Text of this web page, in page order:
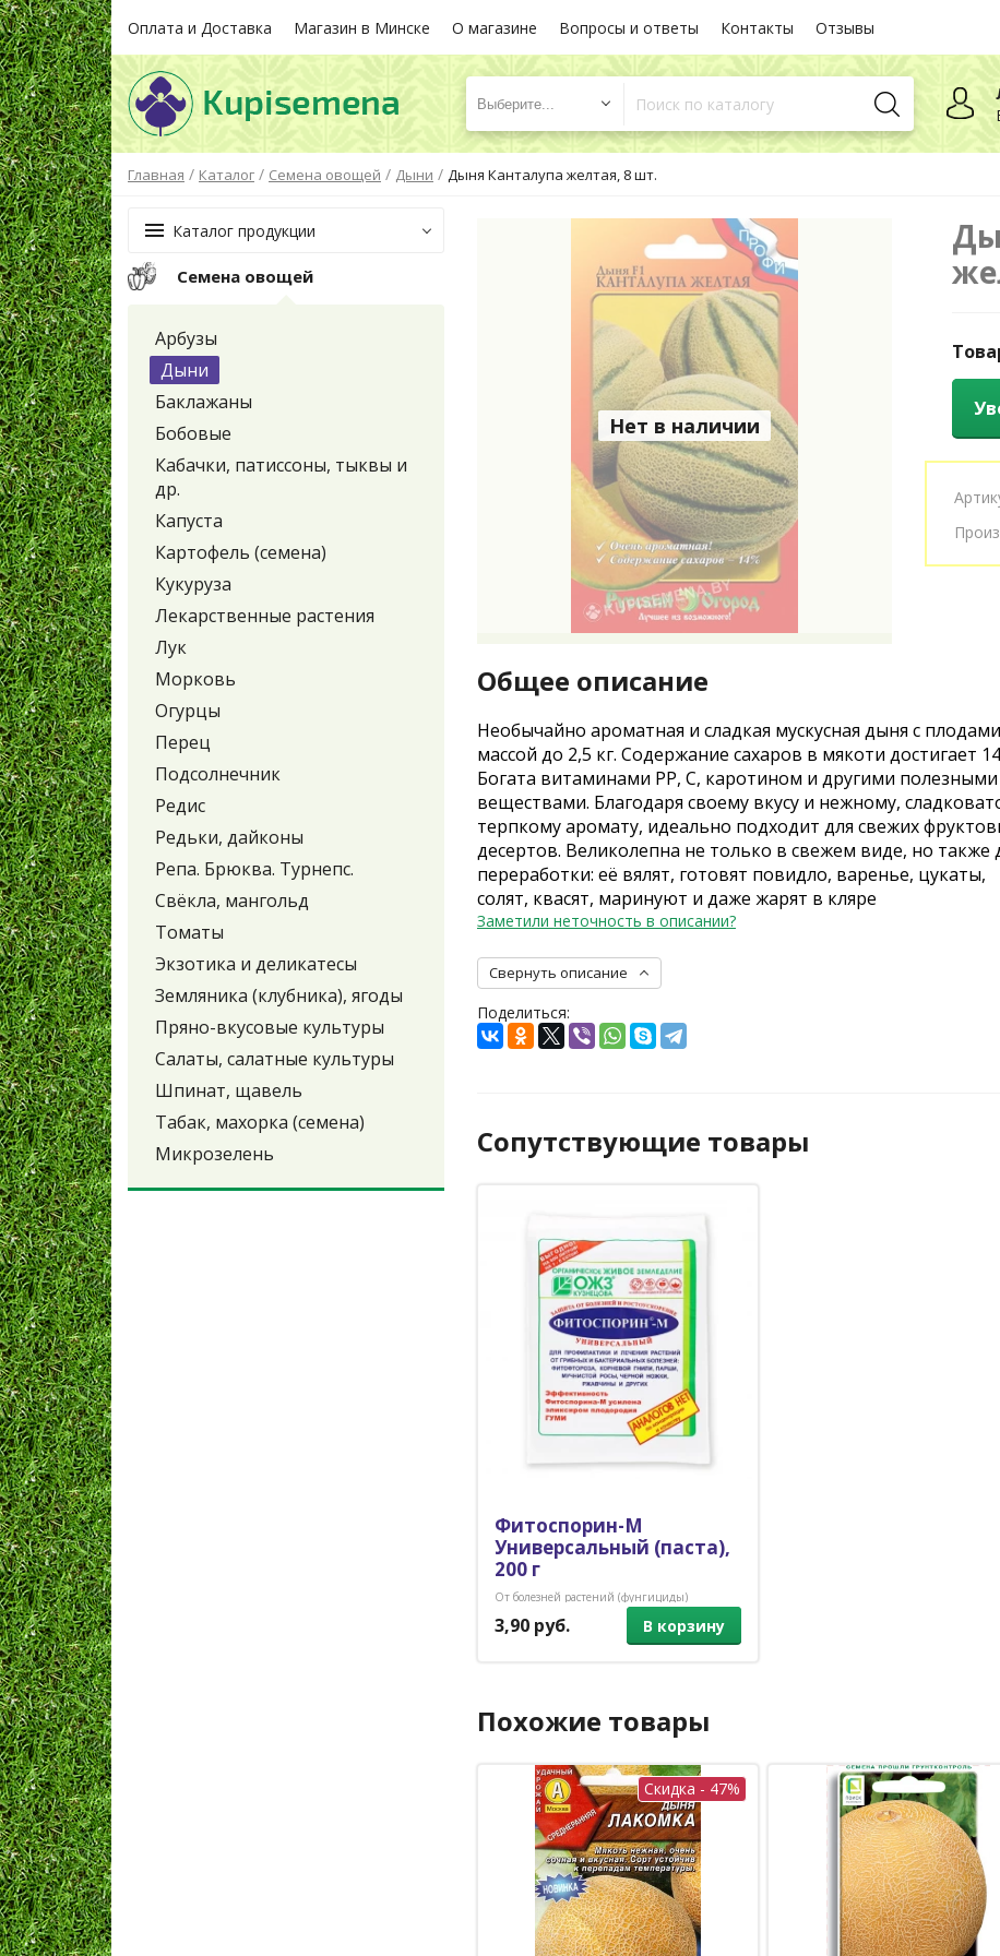
Оплата и Доставка Магазин в Минске О магазине Вопросы и ответы Контакты Отзывы
Выберите...
Главная / Каталог / Семена овощей / Дыни / Дыня Канталупа желтая, 8 шт.
Каталог продукции
Семена овощей
Арбузы
Дыни
Баклажаны
Бобовые
Кабачки, патиссоны, тыквы и
др.
Капуста
Картофель (семена)
Кукуруза
Лекарственные растения
Лук
Морковь
Огурцы
Перец
Подсолнечник
Редис
Редьки, дайконы
Репа. Брюква. Турнепс.
Свёкла, мангольд
Томаты
Экзотика и деликатесы
Земляника (клубника), ягоды
Пряно-вкусовые культуры
Салаты, салатные культуры
Шпинат, щавель
Табак, махорка (семена)
Микрозелень
Нет в наличии
Общее описание
Необычайно ароматная и сладкая мускусная дыня с плодами
массой до 2,5 кг. Содержание сахаров в мякоти достигает
Богата витаминами РР, С, каротином и другими полезными
веществами. Благодаря своему вкусу и нежному,
терпкому аромату, идеально подходит для свежих
десертов. Великолепна не только в свежем виде, но также
переработки: её вялят, готовят повидло, варенье, цукаты,
солят, квасят, маринуют и даже жарят в кляре
Заметили неточность в описании?
Свернуть описание
Поделиться:
Сопутствующие товары
Фитоспорин-М
Универсальный (паста),
200 г
От болезней растений (фунгициды)
3,90 руб. В корзину
Похожие товары
Скидка - 47%